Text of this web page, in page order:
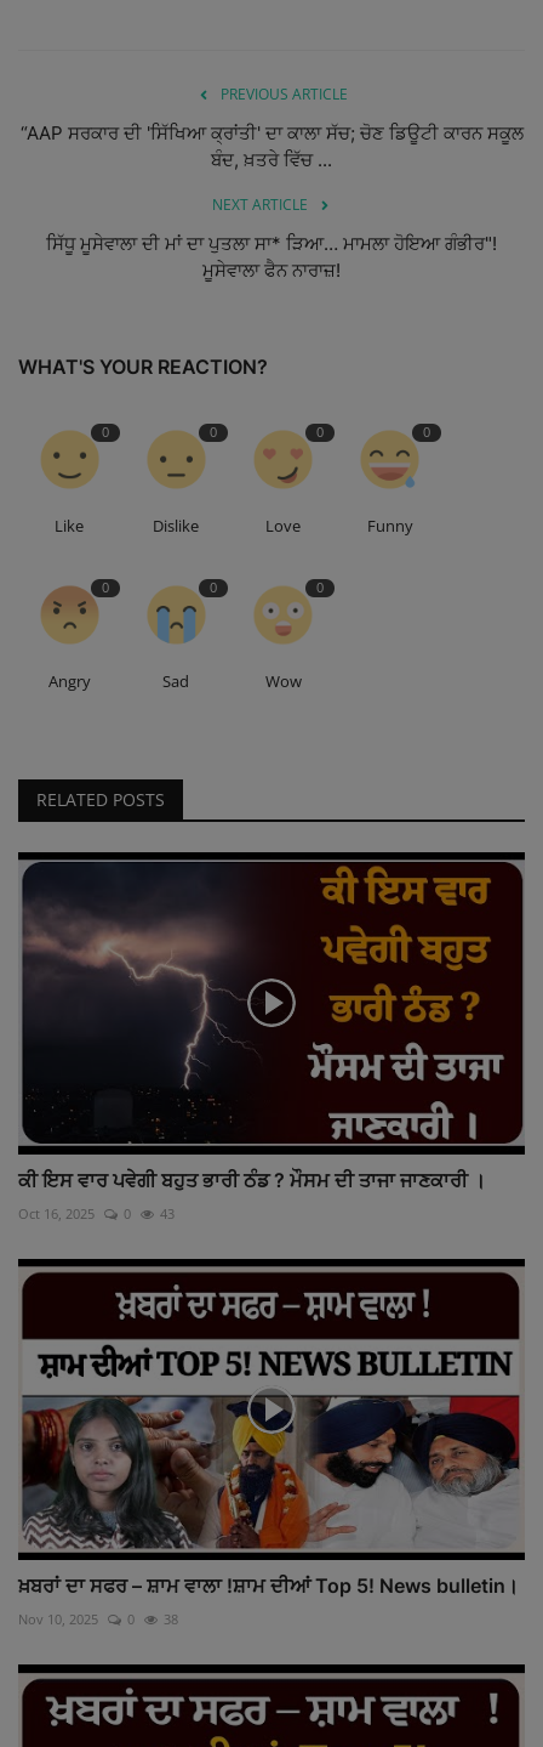
PREVIOUS ARTICLE
“AAP ਸਰਕਾਰ ਦੀ 'ਸਿੱਖਿਆ ਕ੍ਰਾਂਤੀ' ਦਾ ਕਾਲਾ ਸੱਚ; ਚੋਣ ਡਿਊਟੀ ਕਾਰਨ ਸਕੂਲ
ਬੰਦ, ਖ਼ਤਰੇ ਵਿੱਚ ...
NEXT ARTICLE
ਸਿੱਧੂ ਮੂਸੇਵਾਲਾ ਦੀ ਮਾਂ ਦਾ ਪੁਤਲਾ ਸਾ* ੜਿਆ… ਮਾਮਲਾ ਹੋਇਆ ਗੰਭੀਰ"!
ਮੂਸੇਵਾਲਾ ਫੈਨ ਨਾਰਾਜ਼!
WHAT'S YOUR REACTION?
0
Like
0
Dislike
0
Love
0
Funny
0
Angry
0
Sad
0
Wow
RELATED POSTS
ਕੀ ਇਸ ਵਾਰ ਪਵੇਗੀ ਬਹੁਤ ਭਾਰੀ ਠੰਡ ? ਮੌਸਮ ਦੀ ਤਾਜਾ ਜਾਣਕਾਰੀ ।
Oct 16, 2025 0 43
ਖ਼ਬਰਾਂ ਦਾ ਸਫਰ – ਸ਼ਾਮ ਵਾਲਾ !ਸ਼ਾਮ ਦੀਆਂ Top 5! News bulletin।
Nov 10, 2025 0 38